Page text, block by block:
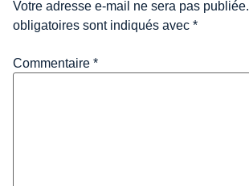
Votre adresse e-mail ne sera pas publiée.
obligatoires sont indiqués avec *
Commentaire *